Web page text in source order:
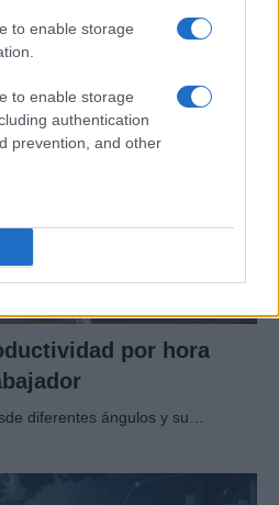
to enable storage
to enable storage
authentication
prevention, and other
aeropuertos; conoce quiénes…
por hora
diferentes ángulos y su…